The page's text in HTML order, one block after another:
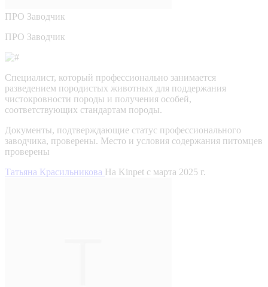
ПРО Заводчик
ПРО Заводчик
Специалист, который профессионально занимается
разведением породистых животных для поддержания
чистокровности породы и получения особей,
соответствующих стандартам породы.
Документы, подтверждающие статус профессионального
заводчика, проверены. Место и условия содержания питомцев
проверены
Татьяна Красильникова На Kinpet c марта 2025 г.